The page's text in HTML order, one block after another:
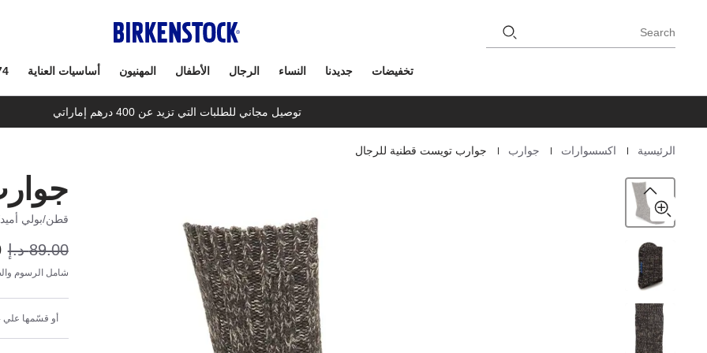
Search
تخفيضات جديدنا النساء الرجال الأطفال المهنيون أساسيات العناية
توصيل مجاني للطلبات التي تزيد عن 400 درهم إماراتي
Homepage الرئيسية اكسسوارات جوارب جوارب تويست قطنية للرجال
قطن/بولي
89.00 د.إ
شامل الرسوم
أو قسّمها علي 4 دفعات شهرية بقيمة 15.58 د.إ